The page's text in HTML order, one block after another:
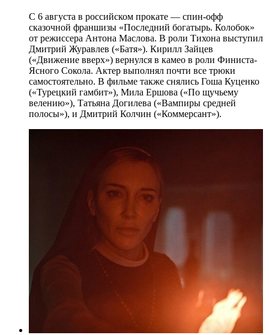
С 6 августа в российском прокате — спин-офф
сказочной франшизы «Последний богатырь. Колобок»
от режиссера Антона Маслова. В роли Тихона выступил
Дмитрий Журавлев («Батя»). Кирилл Зайцев
(«Движение вверх») вернулся в камео в роли Финиста-
Ясного Сокола. Актер выполнял почти все трюки
самостоятельно. В фильме также снялись Гоша Куценко
(«Турецкий гамбит»), Мила Ершова («По щучьему
велению»), Татьяна Догилева («Вампиры средней
полосы»), и Дмитрий Колчин («Коммерсант»).